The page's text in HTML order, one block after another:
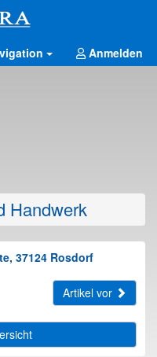
Anmelden
Handwerk
37124 Rosdorf
Artikel vor